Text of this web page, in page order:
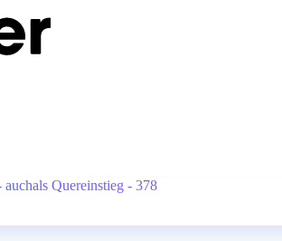
Quereinstieg - 378